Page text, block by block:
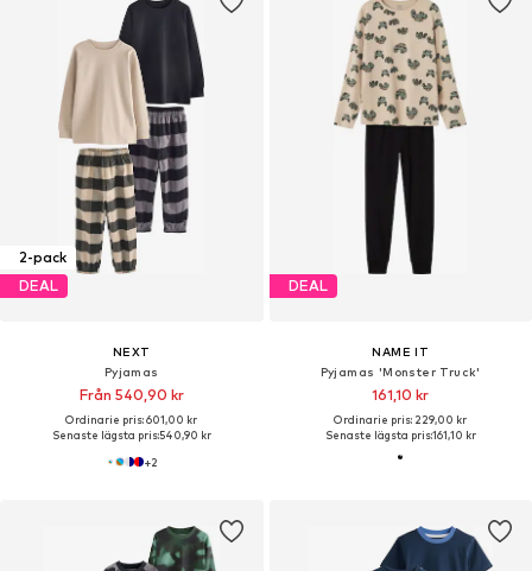
2-pack
DEAL
NEXT
Pyjamas
Från 540,90 kr
Ordinarie pris: 601,00 kr
Senaste lägsta pris:540,90 kr
+2
DEAL
NAME IT
Pyjamas 'Monster Truck'
161,10 kr
Ordinarie pris: 229,00 kr
Senaste lägsta pris:161,10 kr